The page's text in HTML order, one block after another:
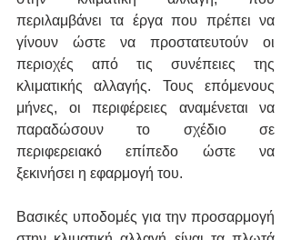
περιλαμβάνει τα έργα που πρέπει να
γίνουν ώστε να προστατευτούν οι
περιοχές από τις συνέπειες της
κλιματικής αλλαγής. Τους επόμενους
μήνες, οι περιφέρειες αναμένεται να
παραδώσουν το σχέδιο σε
περιφερειακό επίπεδο ώστε να
ξεκινήσει η εφαρμογή του.
Βασικές υποδομές για την προσαρμογή